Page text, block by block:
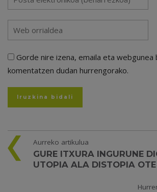
Gorde nire izena, emaila eta webgunea
komentatzen dudan hurrengorako.
Aurreko artikulua
GURE ITXURA INGURUNE
UTOPIA ALA DISTOPIA